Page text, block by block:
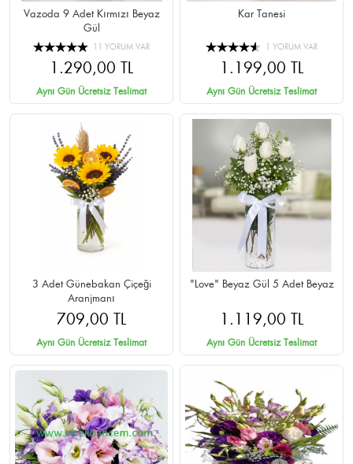
Vazoda 9 Adet Kırmızı Beyaz
Gül
11 YORUM VAR
1.290,00 TL
Aynı Gün Ücretsiz Teslimat
Kar Tanesi
1 YORUM VAR
1.199,00 TL
Aynı Gün Ücretsiz Teslimat
3 Adet Günebakan Çiçeği
Aranjmanı
709,00 TL
Aynı Gün Ücretsiz Teslimat
"Love" Beyaz Gül 5 Adet Beyaz
1.119,00 TL
Aynı Gün Ücretsiz Teslimat